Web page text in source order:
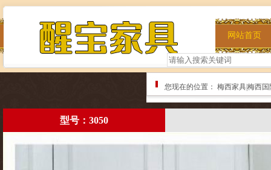
网站首页
您现在的位置： 梅西家具|梅西
型号：3050